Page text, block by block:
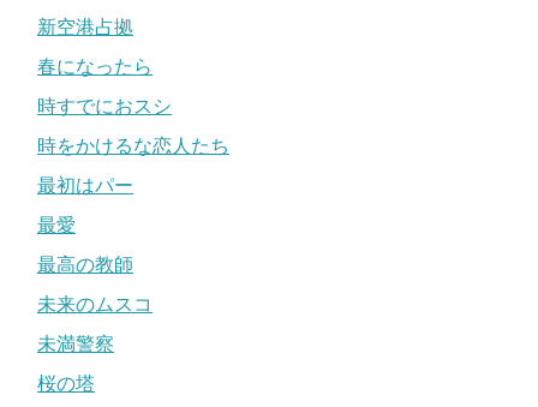
新空港占拠
春になったら
時すでにおスシ
時をかけるな恋人たち
最初はパー
最愛
最高の教師
未来のムスコ
未満警察
桜の塔